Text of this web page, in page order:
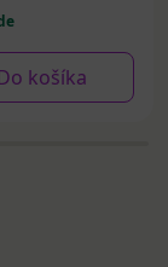
košíka